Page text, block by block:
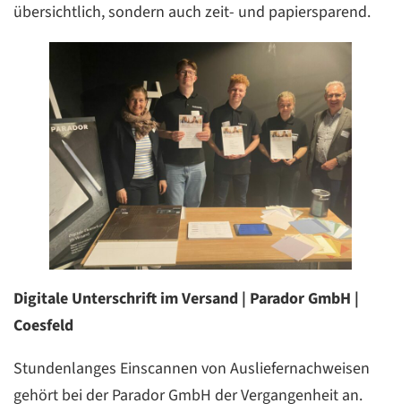
übersichtlich, sondern auch zeit- und papiersparend.
Digitale Unterschrift im Versand | Parador GmbH |
Coesfeld
Stundenlanges Einscannen von Ausliefernachweisen
gehört bei der Parador GmbH der Vergangenheit an.